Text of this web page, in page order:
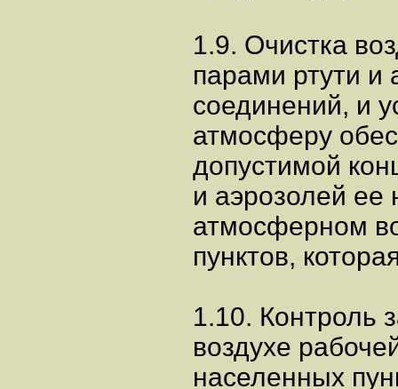
1.9. Очистка
парами ртути и
соединений, и
атмосферу
допустимой
и аэрозолей ее
атмосферном
пунктов,
1.10. Контроль
воздухе
населенных